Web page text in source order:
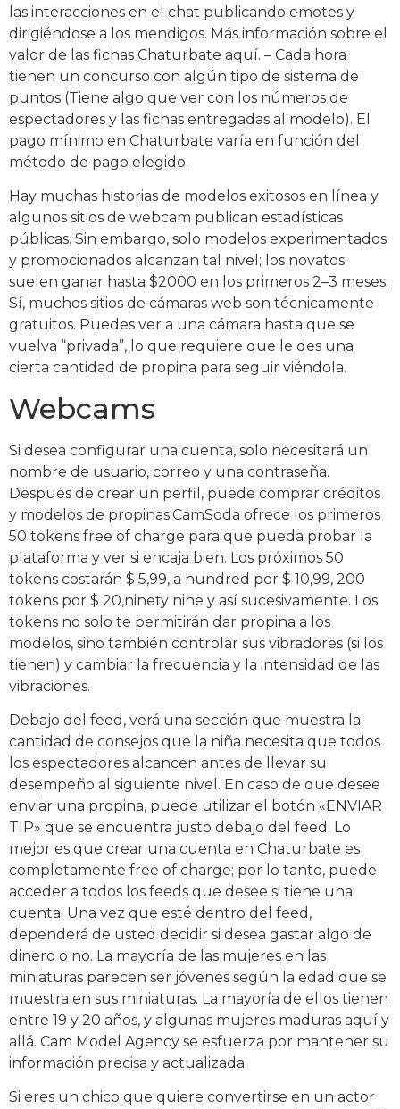
las interacciones en el chat publicando emotes y
dirigiéndose a los mendigos. Más información sobre el
valor de las fichas Chaturbate aquí. – Cada hora
tienen un concurso con algún tipo de sistema de
puntos (Tiene algo que ver con los números de
espectadores y las fichas entregadas al modelo). El
pago mínimo en Chaturbate varía en función del
método de pago elegido.
Hay muchas historias de modelos exitosos en línea y
algunos sitios de webcam publican estadísticas
públicas. Sin embargo, solo modelos experimentados
y promocionados alcanzan tal nivel; los novatos
suelen ganar hasta $2000 en los primeros 2–3 meses.
Sí, muchos sitios de cámaras web son técnicamente
gratuitos. Puedes ver a una cámara hasta que se
vuelva “privada”, lo que requiere que le des una
cierta cantidad de propina para seguir viéndola.
Webcams
Si desea configurar una cuenta, solo necesitará un
nombre de usuario, correo y una contraseña.
Después de crear un perfil, puede comprar créditos
y modelos de propinas.CamSoda ofrece los primeros
50 tokens free of charge para que pueda probar la
plataforma y ver si encaja bien. Los próximos 50
tokens costarán $ 5,99, a hundred por $ 10,99, 200
tokens por $ 20,ninety nine y así sucesivamente. Los
tokens no solo te permitirán dar propina a los
modelos, sino también controlar sus vibradores (si los
tienen) y cambiar la frecuencia y la intensidad de las
vibraciones.
Debajo del feed, verá una sección que muestra la
cantidad de consejos que la niña necesita que todos
los espectadores alcancen antes de llevar su
desempeño al siguiente nivel. En caso de que desee
enviar una propina, puede utilizar el botón «ENVIAR
TIP» que se encuentra justo debajo del feed. Lo
mejor es que crear una cuenta en Chaturbate es
completamente free of charge; por lo tanto, puede
acceder a todos los feeds que desee si tiene una
cuenta. Una vez que esté dentro del feed,
dependerá de usted decidir si desea gastar algo de
dinero o no. La mayoría de las mujeres en las
miniaturas parecen ser jóvenes según la edad que se
muestra en sus miniaturas. La mayoría de ellos tienen
entre 19 y 20 años, y algunas mujeres maduras aquí y
allá. Cam Model Agency se esfuerza por mantener su
información precisa y actualizada.
Si eres un chico que quiere convertirse en un actor